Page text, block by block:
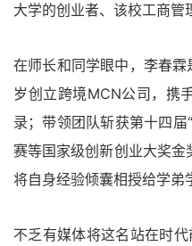
大学的创业者、该校工商管
在师长和同学眼中，李春霖
岁创立跨境MCN公司，携
录；带领团队斩获第十四
赛等国家级创新创业大奖金
将自身经验倾囊相授给学弟
不乏有媒体将这名站在时代